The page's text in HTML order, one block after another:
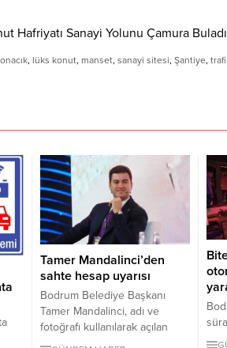
, lüks konut, manset, sanayi sitesi, Şantiye,
Tamer Mandalinci’den
sahte hesap uyarısı
Bodrum Belediye Başkanı
Tamer Mandalinci, adı ve
fotoğrafı kullanılarak açılan
sahte sosyal medya